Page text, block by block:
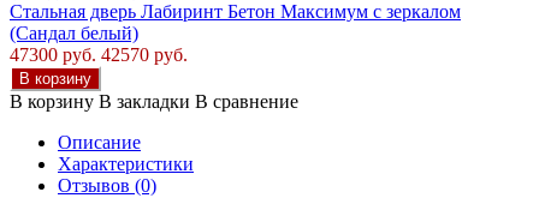
Стальная дверь Лабиринт Бетон Максимум с зеркалом
(Сандал белый)
47300 руб. 42570 руб.
В корзину
В корзину В закладки В сравнение
Описание
Характеристики
Отзывов (0)